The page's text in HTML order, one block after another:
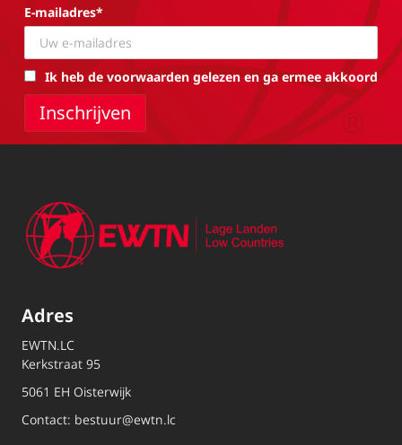
E-mailadres*
Ik heb de voorwaarden gelezen en ga ermee akkoord
Adres
EWTN.LC
Kerkstraat 95
5061 EH Oisterwijk
Contact: bestuur@ewtn.lc